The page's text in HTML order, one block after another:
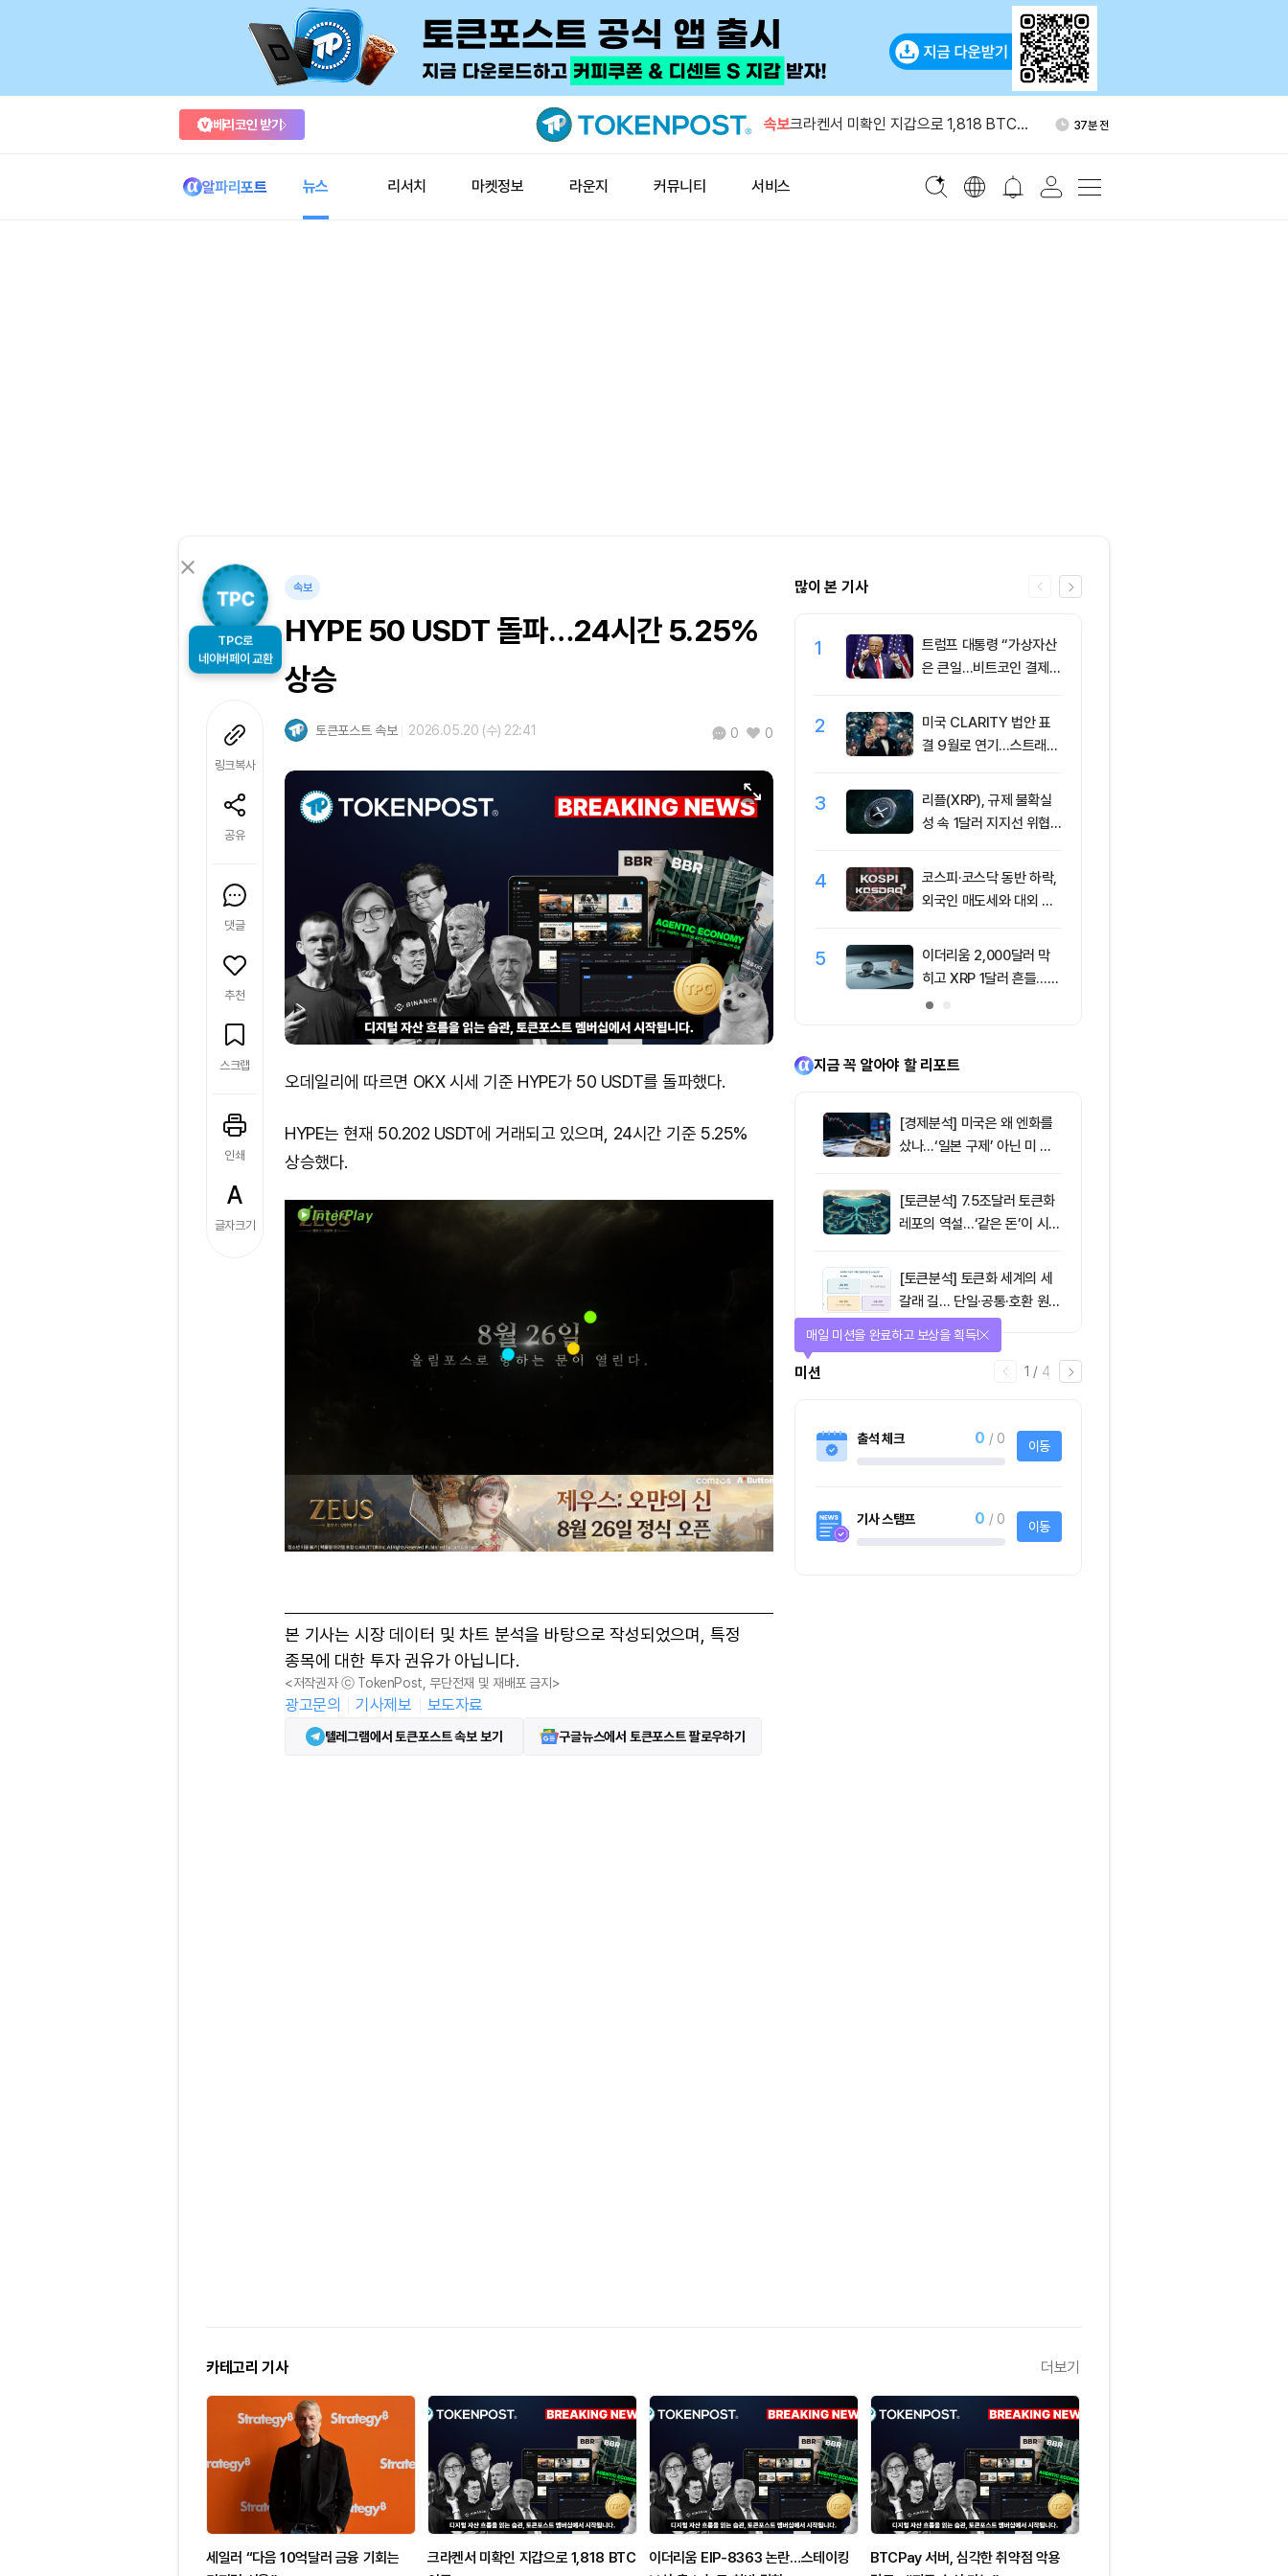
베리코인 받기 속보
미확인 지갑서 갤럭시디지털로 999
2시간 전
크라켄서 미확인 지갑으로 1,818 BTC
37분 전
알파리포트 뉴스 리서치 마켓정보 라운지 커뮤니티 서비스
TPC로
네이버페이 교환
링크복사
공유
댓글
추천
스크랩
인쇄
글자크기
속보
HYPE 50 USDT 돌파…24시간 5.25%
상승
토큰포스트 속보 2026.05.20 (수) 22:41 0 0
오데일리에 따르면 OKX 시세 기준 HYPE가 50 USDT를 돌파했다.
HYPE는 현재 50.202 USDT에 거래되고 있으며, 24시간 기준 5.25%
상승했다.
본 기사는 시장 데이터 및 차트 분석을 바탕으로 작성되었으며, 특정
종목에 대한 투자 권유가 아닙니다.
<저작권자 ⓒ TokenPost, 무단전재 및 재배포 금지>
광고문의 기사제보 보도자료
텔레그램에서 토큰포스트 속보 보기 구글뉴스에서 토큰포스트 팔로우하기
많이 본 기사
1
트럼프 대통령 “가상자산
은 큰일…비트코인 결제
2
미국 CLARITY 법안 표
결 9월로 연기…스트래티
3
리플(XRP), 규제 불확실
성 속 1달러 지지선 위협
4
코스피·코스닥 동반 하락,
외국인 매도세와 대외 불
5
이더리움 2,000달러 막
히고 XRP 1달러 흔들…알
트코인 선별 장세 강화
지금 꼭 알아야 할 리포트
[경제분석] 미국은 왜 엔화를
샀나…‘일본 구제’ 아닌 미 국
[토큰분석] 7.5조달러 토큰화
레포의 역설…‘같은 돈’이 시장
[토큰분석] 토큰화 세계의 세
갈래 길… 단일·공통·호환 원장
이 가르는 ‘원자적 결제’의 운
1 / 4
미션
매일 미션을 완료하고 보상을 획득!
출석 체크 0 / 0 이동
기사 스탬프 0 / 0 이동
카테고리 기사 더보기
세일러 “다음 10억달러 금융 기회는
크라켄서 미확인 지갑으로 1,818 BTC
이더리움 EIP-8363 논란…스테이킹
BTCPay 서버, 심각한 취약점 악용